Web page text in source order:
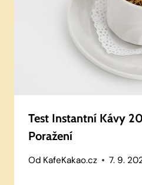
Test Instantní Kávy
Poražení
Od KafeKakao.cz 7. 9.